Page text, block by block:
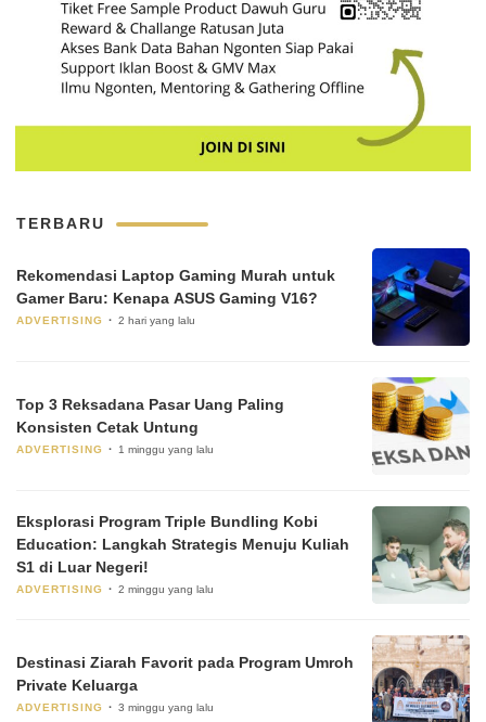
TERBARU
Rekomendasi Laptop Gaming Murah untuk
Gamer Baru: Kenapa ASUS Gaming V16?
ADVERTISING 2 hari yang lalu
Top 3 Reksadana Pasar Uang Paling
Konsisten Cetak Untung
ADVERTISING 1 minggu yang lalu
Eksplorasi Program Triple Bundling Kobi
Education: Langkah Strategis Menuju Kuliah
S1 di Luar Negeri!
ADVERTISING 2 minggu yang lalu
Destinasi Ziarah Favorit pada Program Umroh
Private Keluarga
ADVERTISING 3 minggu yang lalu